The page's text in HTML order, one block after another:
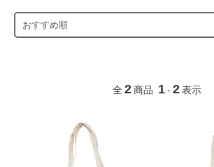
全 2 商品 1 - 2 表示